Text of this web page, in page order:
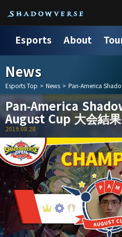
Esports About
News
Esports Top > News > Pan-America
Pan-America
August Cup 大会結果
2019.08.28